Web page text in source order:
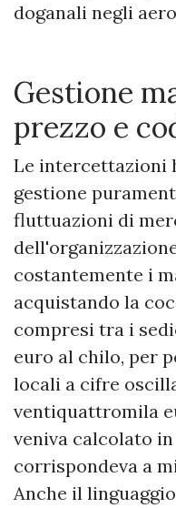
doganali negli
​Gestione
prezzo e
Le intercettazioni
gestione
fluttuazioni di
costantemente i
acquistando la
compresi tra i
euro al chilo, per
locali a cifre
ventiquattromila
veniva calcolato
corrispondeva a
Anche il